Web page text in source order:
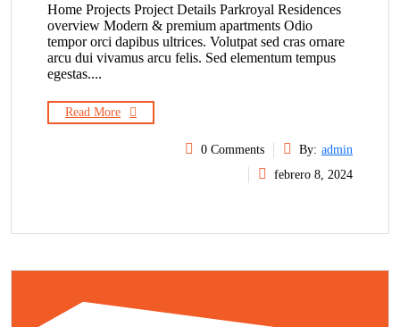
Home Projects Project Details Parkroyal Residences
overview Modern & premium apartments Odio
tempor orci dapibus ultrices. Volutpat sed cras ornare
arcu dui vivamus arcu felis. Sed elementum tempus
egestas....
Read More
0 Comments By: admin
febrero 8, 2024